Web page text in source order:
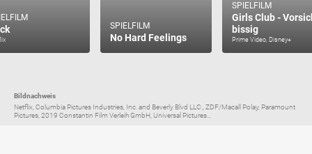
SPIELFILM
No Hard Feelings
SPIELFILM
Girls Club -
bissig
Prime Video, Disney+
Bildnachweis
Netflix, Columbia Pictures Industries, Inc. and Beverly Blvd LLC., ZDF/Macall Polay, Paramount
Pictures, 2019 Constantin Film Verleih GmbH, Universal Pictures...